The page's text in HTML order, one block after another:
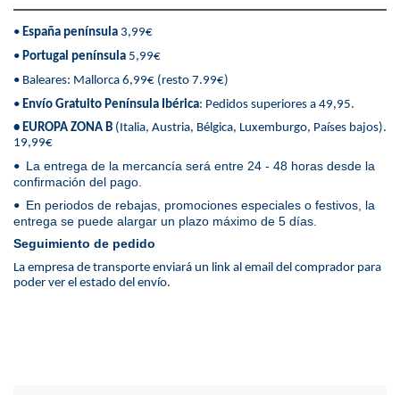
• España península 3,99€
• Portugal península 5,99€
• Baleares: Mallorca 6,99€ (resto 7.99€)
• Envío Gratuito Península Ibérica: Pedidos superiores a 49,95.
• EUROPA ZONA B (Italia, Austria, Bélgica, Luxemburgo, Países bajos).
19,99€
• La entrega de la mercancía será entre 24 - 48 horas desde la
confirmación del pago.
• En periodos de rebajas, promociones especiales o festivos, la
entrega se puede alargar un plazo máximo de 5 días.
Seguimiento de pedido
La empresa de transporte enviará un link al email del comprador para
poder ver el estado del envío.